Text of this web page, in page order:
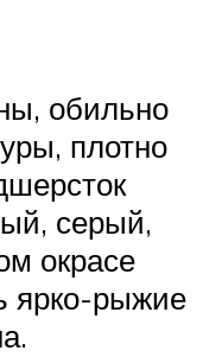
обильно
плотно
серый,
окрасе
ярко-рыжие